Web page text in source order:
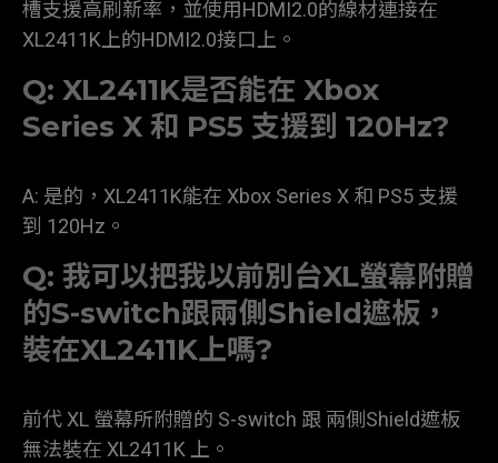
槽支援高刷新率，並使用HDMI2.0的線材連接在
XL2411K上的HDMI2.0接口上。
Q: XL2411K是否能在 Xbox
Series X 和 PS5 支援到 120Hz?
A: 是的，XL2411K能在 Xbox Series X 和 PS5 支援
到 120Hz。
Q: 我可以把我以前別台XL螢幕附贈
的S-switch跟兩側Shield遮板，
裝在XL2411K上嗎?
前代 XL 螢幕所附贈的 S-switch 跟 兩側Shield遮板
無法裝在 XL2411K 上。